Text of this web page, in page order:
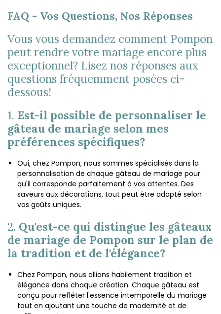
FAQ - Vos Questions, Nos Réponses
Vous vous demandez comment Pompon
peut rendre votre mariage encore plus
exceptionnel? Lisez nos réponses aux
questions fréquemment posées ci-
dessous!
1. Est-il possible de personnaliser le
gâteau de mariage selon mes
préférences spécifiques?
Oui, chez Pompon, nous sommes spécialisés dans la
personnalisation de chaque gâteau de mariage pour
qu'il corresponde parfaitement à vos attentes. Des
saveurs aux décorations, tout peut être adapté selon
vos goûts uniques.
2. Qu'est-ce qui distingue les gâteaux
de mariage de Pompon sur le plan de
la tradition et de l'élégance?
Chez Pompon, nous allions habilement tradition et
élégance dans chaque création. Chaque gâteau est
conçu pour refléter l'essence intemporelle du mariage
tout en ajoutant une touche de modernité et de